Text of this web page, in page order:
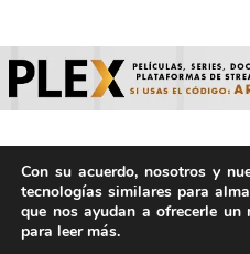
© ArepaVolatil.Com 2021-
IA. | Todos los
Con su acuerdo, nosotros y
tecnologías similares para
que nos ayudan a ofrecerle un
para leer más.